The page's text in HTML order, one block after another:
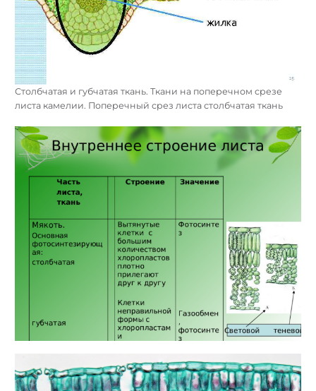
Столбчатая и губчатая ткань. Ткани на поперечном срезе
листа камелии. Поперечный срез листа столбчатая ткань